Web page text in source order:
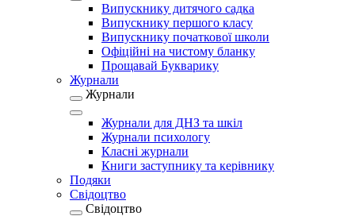
Випускнику дитячого садка
Випускнику першого класу
Випускнику початкової школи
Офіційні на чистому бланку
Прощавай Букварику
Журнали
Журнали
Журнали для ДНЗ та шкіл
Журнали психологу
Класні журнали
Книги заступнику та керівнику
Подяки
Свідоцтво
Свідоцтво